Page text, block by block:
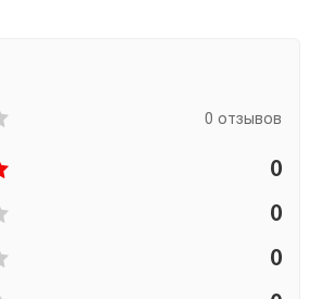
0 отзывов
0
0
0